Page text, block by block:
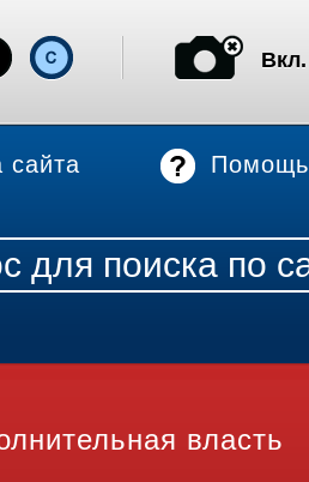
сайта Помощь
власть
Вкл.